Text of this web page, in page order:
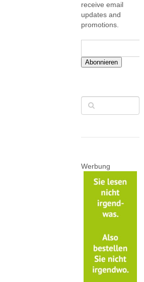
receive email
updates and
promotions.
Abonnieren
Werbung